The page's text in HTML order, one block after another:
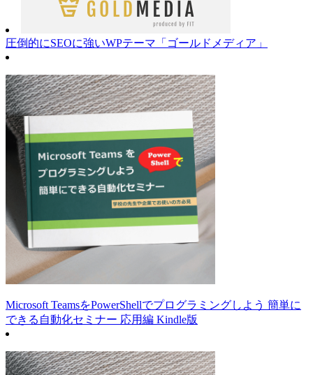
圧倒的にSEOに強いWPテーマ「ゴールドメディア」
Microsoft TeamsをPowerShellでプログラミングしよう 簡単に
できる自動化セミナー 応用編 Kindle版